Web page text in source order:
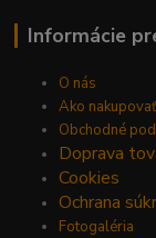
Informácie
O nás
Ako nakupovať
Obchodné
Doprava
Cookies
Ochrana
Fotogaléria